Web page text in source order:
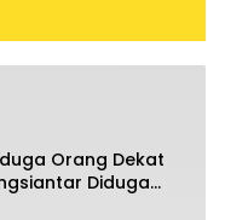
Orang Dekat
Diduga
Kontraktor